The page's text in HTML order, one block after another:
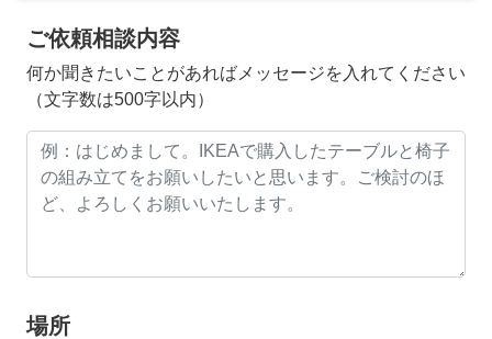
ご依頼相談内容
何か聞きたいことがあればメッセージを入れてください
（文字数は500字以内）
場所